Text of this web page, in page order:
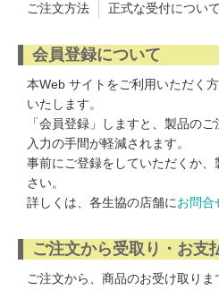
ご注文方法
正式な受付について
会員登録について
本Web サイトをご利用いただく
いたします。
「会員登録」しますと、製品の
入力の手間が軽減されます。
事前にご登録をしていただくか
さい。
詳しくは、各生協の店舗にお問合
ご注文から受取り・お支
ご注文から、商品のお受け取りま